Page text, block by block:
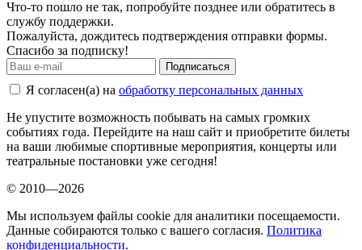
Что-то пошло не так, попробуйте позднее или обратитесь в
службу поддержки.
Пожалуйста, дождитесь подтверждения отправки формы.
Спасибо за подписку!
Подписаться
Я согласен(а) на обработку персональных данных
Не упустите возможность побывать на самых громких
событиях года. Перейдите на наш сайт и приобретите билеты
на ваши любимые спортивные мероприятия, концерты или
театральные постановки уже сегодня!
© 2010—2026
Мы используем файлы cookie для аналитики посещаемости.
Данные собираются только с вашего согласия. Политика
конфиденциальности.